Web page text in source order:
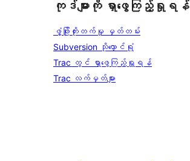
ကုဒ်များကို ရှာဖွေကြည့်ရှုရန်
ဖွံ့ဖြိုးတိုးတက်မှု မှတ်တမ်း
Subversion သိုလှောင်ရုံ
Trac တွင် ရှာဖွေကြည့်ရှုရန်
Trac လက်မှတ်များ